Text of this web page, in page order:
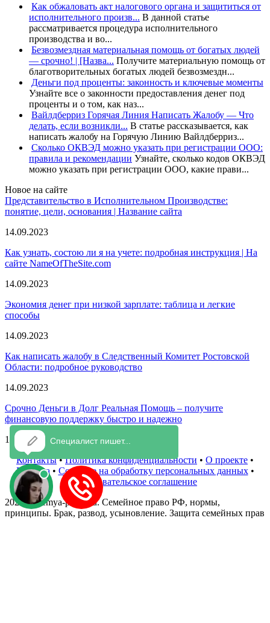
Как обжаловать акт налогового органа и защититься от
исполнительного произв... В данной статье
рассматривается процедура исполнительного
производства и во...
Безвозмездная материальная помощь от богатых людей
— срочно! | [Назва... Получите материальную помощь от
благотворительных богатых людей безвозмездн...
Деньги под проценты: законность и ключевые моменты
Узнайте все о законности предоставления денег под
проценты и о том, как наз...
Вайлдберриз Горячая Линия Написать Жалобу — Что
делать, если возникли... В статье рассказывается, как
написать жалобу на Горячую Линию Вайлдберриз...
Сколько ОКВЭД можно указать при регистрации ООО:
правила и рекомендации Узнайте, сколько кодов ОКВЭД
можно указать при регистрации ООО, какие прави...
Новое на сайте
Представительство в Исполнительном Производстве:
понятие, цели, основания | Название сайта
14.09.2023
Как узнать, состою ли я на учете: подробная инструкция | На
сайте NameOfTheSite.com
14.09.2023
Экономия денег при низкой зарплате: таблица и легкие
способы
14.09.2023
Как написать жалобу в Следственный Комитет Ростовской
Области: подробное руководство
14.09.2023
Срочно Деньги в Долг Реальная Помощь – получите
финансовую поддержку быстро и надежно
14.09.2023
Контакты•Политика конфиденциальности • О проекте •
Реклама • Согласие на обработку персональных данных•
Пользовательское соглашение
2023 © Semya-pravo.ru. Семейное право РФ, нормы,
принципы. Брак, развод, усыновление. Защита семейных прав